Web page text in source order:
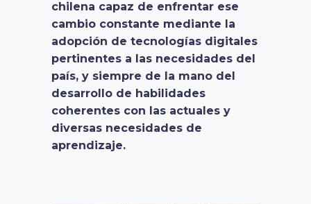
chilena capaz de enfrentar ese
cambio constante mediante la
adopción de tecnologías digitales
pertinentes a las necesidades del
país, y siempre de la mano del
desarrollo de habilidades
coherentes con las actuales y
diversas necesidades de
aprendizaje.